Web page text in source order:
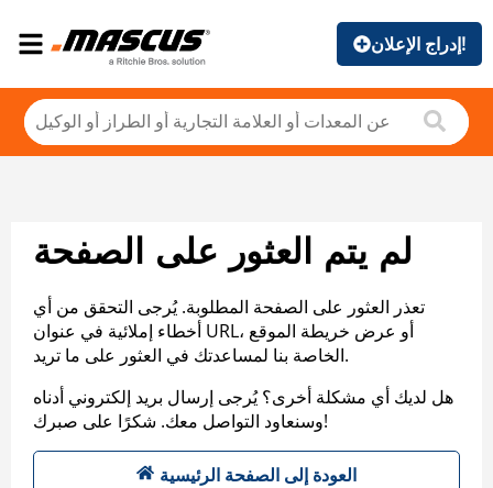
إدراج الإعلان!
لم يتم العثور على الصفحة
تعذر العثور على الصفحة المطلوبة. يُرجى التحقق من أي
أخطاء إملائية في عنوان URL، أو عرض خريطة الموقع
الخاصة بنا لمساعدتك في العثور على ما تريد.
هل لديك أي مشكلة أخرى؟ يُرجى إرسال بريد إلكتروني أدناه
وسنعاود التواصل معك. شكرًا على صبرك!
العودة إلى الصفحة الرئيسية